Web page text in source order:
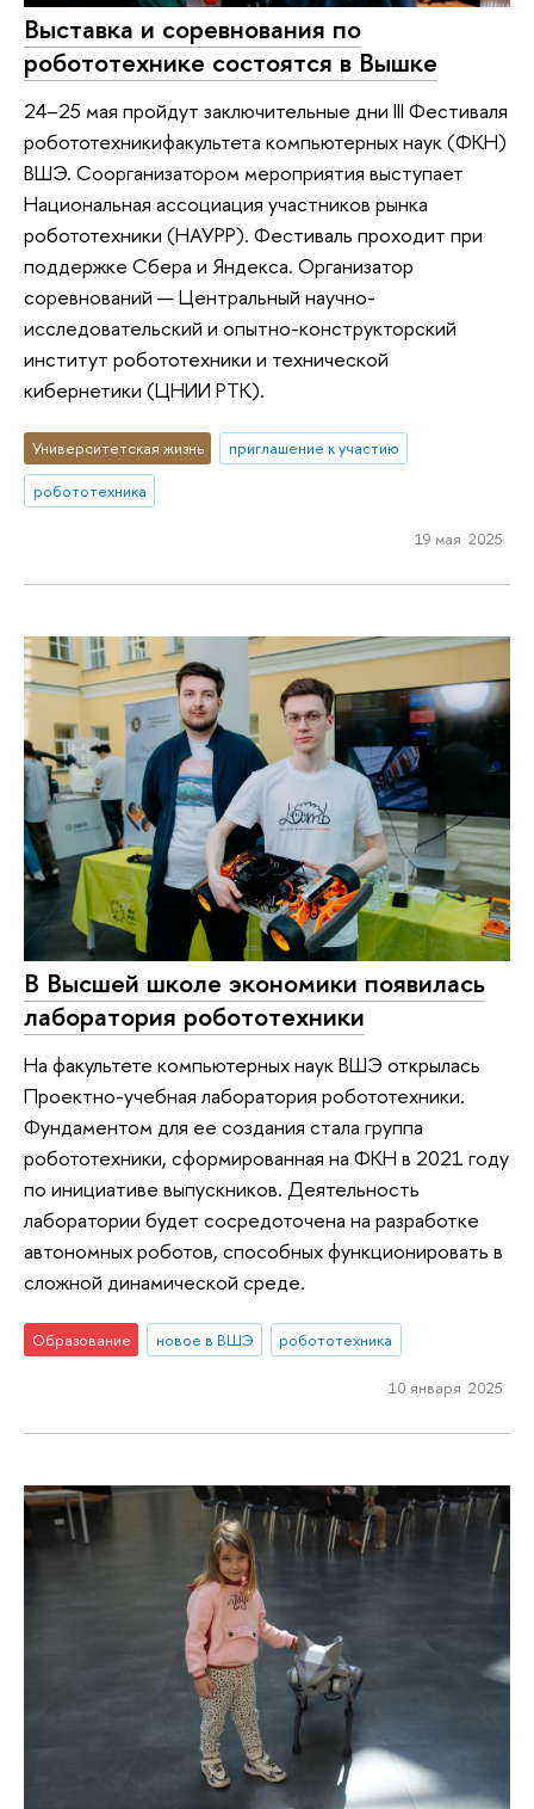
Выставка и соревнования по
робототехнике состоятся в Вышке
24–25 мая пройдут заключительные дни III Фестиваля
робототехникифакультета компьютерных наук (ФКН)
ВШЭ. Соорганизатором мероприятия выступает
Национальная ассоциация участников рынка
робототехники (НАУРР). Фестиваль проходит при
поддержке Сбера и Яндекса. Организатор
соревнований — Центральный научно-
исследовательский и опытно-конструкторский
институт робототехники и технической
кибернетики (ЦНИИ РТК).
Университетская жизнь
приглашение к участию
робототехника
19 мая 2025
В Высшей школе экономики появилась
лаборатория робототехники
На факультете компьютерных наук ВШЭ открылась
Проектно-учебная лаборатория робототехники.
Фундаментом для ее создания стала группа
робототехники, сформированная на ФКН в 2021 году
по инициативе выпускников. Деятельность
лаборатории будет сосредоточена на разработке
автономных роботов, способных функционировать в
сложной динамической среде.
Образование новое в ВШЭ робототехника
10 января 2025